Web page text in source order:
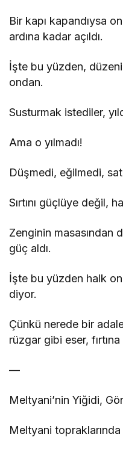
Bir kapı kapandıysa
ardına kadar açıldı.
İşte bu yüzden,
ondan.
Susturmak istediler,
Ama o yılmadı!
Düşmedi, eğilmedi,
Sırtını güçlüye değil,
Zenginin masasından
güç aldı.
İşte bu yüzden halk ona
diyor.
Çünkü nerede bir
rüzgar gibi eser,
—
Meltyani’nin Yiğidi,
Meltyani